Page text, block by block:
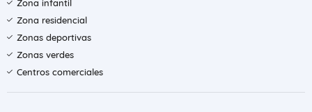
Zona infantil
Zona residencial
Zonas deportivas
Zonas verdes
Centros comerciales